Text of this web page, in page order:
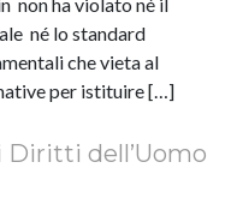
né lo standard
che vieta al
per istituire […]
Diritti dell’Uomo